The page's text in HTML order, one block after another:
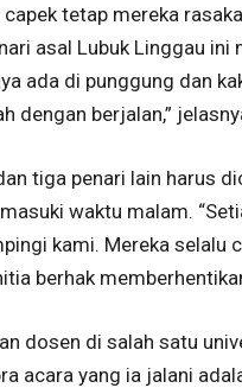
tetap mereka
asal Lubuk Linggau
ada di punggung dan
dengan berjalan,”
tiga penari lain harus
waktu malam.
kami. Mereka selalu
berhak
dosen di salah satu
acara yang ia jalani